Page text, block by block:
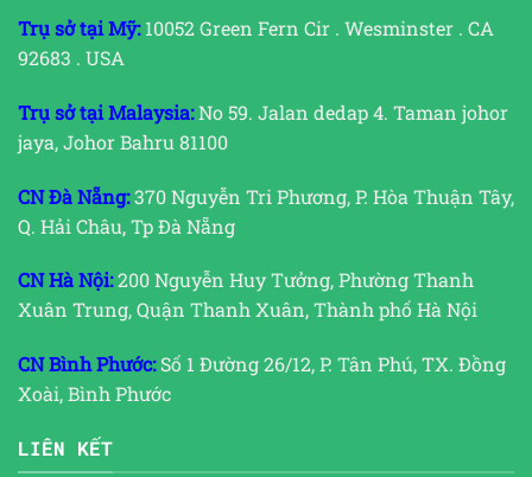
Trụ sở tại Mỹ:10052 Green Fern Cir . Wesminster . CA
92683 . USA
Trụ sở tại Malaysia:No 59. Jalan dedap 4. Taman johor
jaya, Johor Bahru 81100
CN Đà Nẵng:370 Nguyễn Tri Phương, P. Hòa Thuận Tây,
Q. Hải Châu, Tp Đà Nẵng
CN Hà Nội:200 Nguyễn Huy Tưởng, Phường Thanh
Xuân Trung, Quận Thanh Xuân, Thành phố Hà Nội
CN Bình Phước:Số 1 Đường 26/12, P. Tân Phú, TX. Đồng
Xoài, Bình Phước
LIÊN KẾT